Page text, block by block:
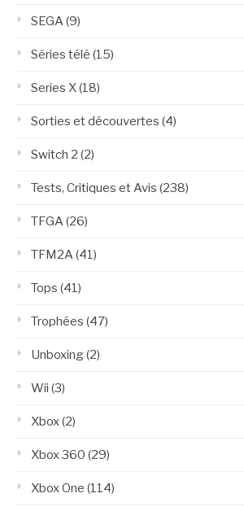
SEGA(9)
Séries télé (15)
Series X(18)
Sorties et découvertes (4)
Switch 2 (2)
Tests, Critiques et Avis (238)
TFGA(26)
TFM2A(41)
Tops (41)
Trophées (47)
Unboxing(2)
Wii (3)
Xbox(2)
Xbox 360 (29)
Xbox One (114)